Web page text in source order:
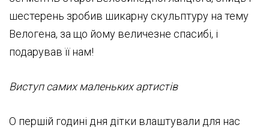
шестерень зробив шикарну скульптуру на тему
Велогена, за що йому величезне спасибі, і
подарував її нам!
Виступ самих маленьких артистів
О першій годині дня дітки влаштували для нас